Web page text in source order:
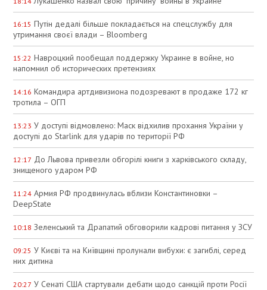
16:15 Путін дедалі більше покладається на спецслужбу для
утримання своєї влади – Bloomberg
15:22 Навроцкий пообещал поддержку Украине в войне, но
напомнил об исторических претензиях
14:16 Командира артдивизиона подозревают в продаже 172 кг
тротила – ОГП
13:23 У доступі відмовлено: Маск відхилив прохання України у
доступі до Starlink для ударів по території РФ
12:17 До Львова привезли обгорілі книги з харківського складу,
знищеного ударом РФ
11:24 Армия РФ продвинулась вблизи Константиновки –
DeepState
10:18 Зеленський та Драпатий обговорили кадрові питання у ЗСУ
09:25 У Києві та на Київщині пролунали вибухи: є загиблі, серед
них дитина
20:27 У Сенаті США стартували дебати щодо санкцій проти Росії